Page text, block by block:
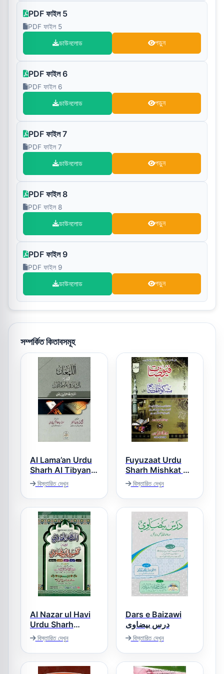
PDF ফাইল 5
PDF ফাইল 5
ডাউনলোড পড়ুন
PDF ফাইল 6
PDF ফাইল 6
ডাউনলোড পড়ুন
PDF ফাইল 7
PDF ফাইল 7
ডাউনলোড পড়ুন
PDF ফাইল 8
PDF ফাইল 8
ডাউনলোড পড়ুন
PDF ফাইল 9
PDF ফাইল 9
ডাউনলোড পড়ুন
সম্পর্কিত কিতাবসমূহ
Al Lama’an Urdu
Sharh Al Tibyan
اللمعان اردو شرح
التبیان فی علوم
القرآن
বিস্তারিত দেখুন
Fuyuzaat Urdu
Sharh Mishkat ul
Masabih فیوضات
اردو شرح مشکوۃ
المصابیح
বিস্তারিত দেখুন
Al Nazar ul Havi
Urdu Sharh
Tafseer ul Baizavi
النظر الحاوی
বিস্তারিত দেখুন
Dars e Baizawi
درس بیضاوی
বিস্তারিত দেখুন